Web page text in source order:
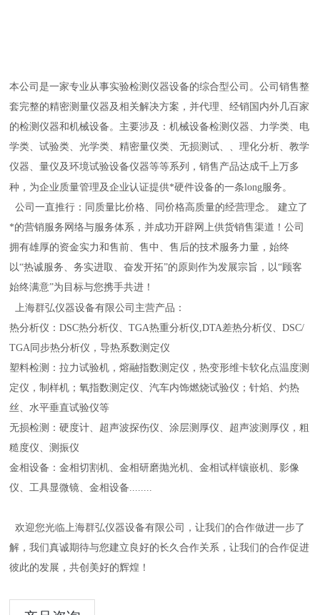
本公司是一家专业从事实验检测仪器设备的综合型公司。公司销售整
套完整的精密测量仪器及相关解决方案，并代理、经销国内外几百家
的检测仪器和机械设备。主要涉及：机械设备检测仪器、力学类、电
学类、试验类、光学类、精密量仪类、无损测试、 、理化分析、教学
仪器、量仪及环境试验设备仪器等等系列，销售产品达成千上万多
种，为企业质量管理及企业认证提供*硬件设备的一条long服务。
公司一直推行：同质量比价格、同价格高质量的经营理念。
建立了
*的营销服务网络与服务体系，并成功开辟网上供货销售渠道！公司
拥有雄厚的资金实力和售前、售中、售后的技术服务力量，始终
以“热诚服务、务实进取、奋发开拓”的原则作为发展宗旨，以“顾客
始终满意”为目标与您携手共进！
上海群弘仪器设备有限公司主营产品 ：
热分析仪：DSC热分析仪、TGA热重分析仪,DTA差热分析仪、DSC/
TGA同步热分析仪，导热系数测定仪
塑料检测：拉力试验机 ，熔融指数测定仪，热变形维卡软化点温度测
定仪，制样机；氧指数测定仪、汽车内饰燃烧试验仪；针焰、灼热
丝、水平垂直试验仪等
无损检测：硬度计、超声波探伤仪、涂层测厚仪、 超声波测厚仪，粗
糙度仪、测振仪
金相设备：金相切割机、金相研磨抛光机、金相试样镶嵌机、影像
仪、工具显微镜、金相设备........
欢迎您光临上海群弘仪器设备有限公司
，让我们的合作做进一步了
解，我们真诚期待与您建立良好的长久合作关系，让我们的合作促进
彼此的发展，共创美好的辉煌！